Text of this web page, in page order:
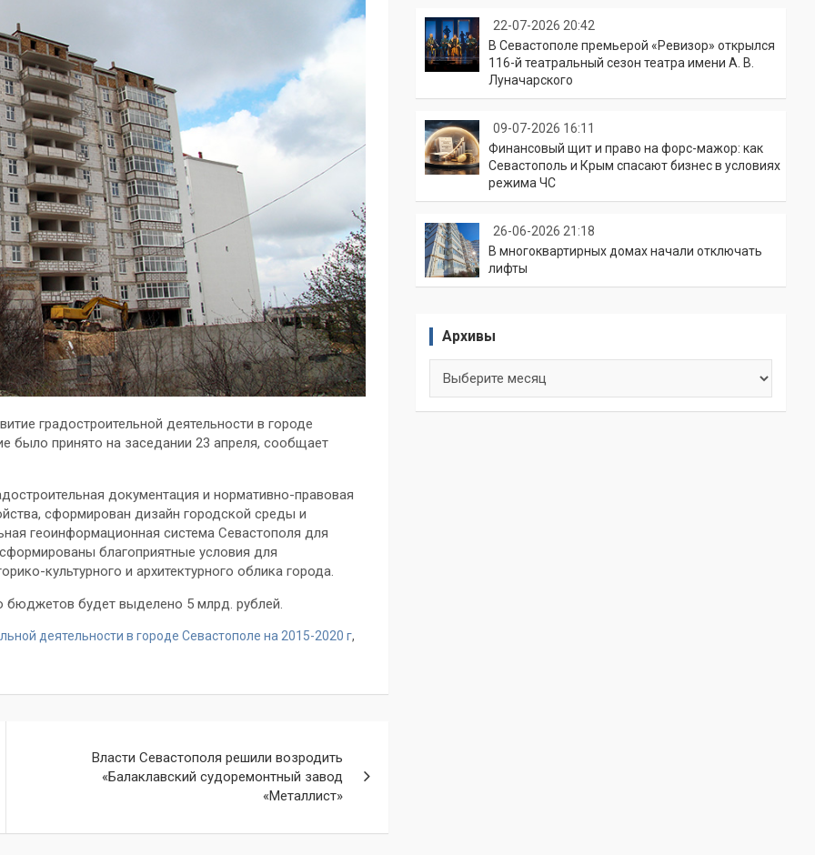
градостроительной деятельности в городе
было принято на заседании 23 апреля, сообщает
документация и нормативно-правовая
сформирован дизайн городской среды и
геоинформационная система Севастополя для
благоприятные условия для
культурного и архитектурного облика города.
бюджетов будет выделено 5 млрд. рублей.
деятельности в городе Севастополе на 2015-2020 г,
Власти Севастополя решили возродить
«Балаклавский судоремонтный завод
«Металлист»
22-07-2026 20:42
В Севастополе премьерой «Ревизор» открылся
116-й театральный сезон театра имени А. В.
Луначарского
09-07-2026 16:11
Финансовый щит и право на форс-мажор: как
Севастополь и Крым спасают бизнес в условиях
режима ЧС
26-06-2026 21:18
В многоквартирных домах начали отключать
лифты
Архивы